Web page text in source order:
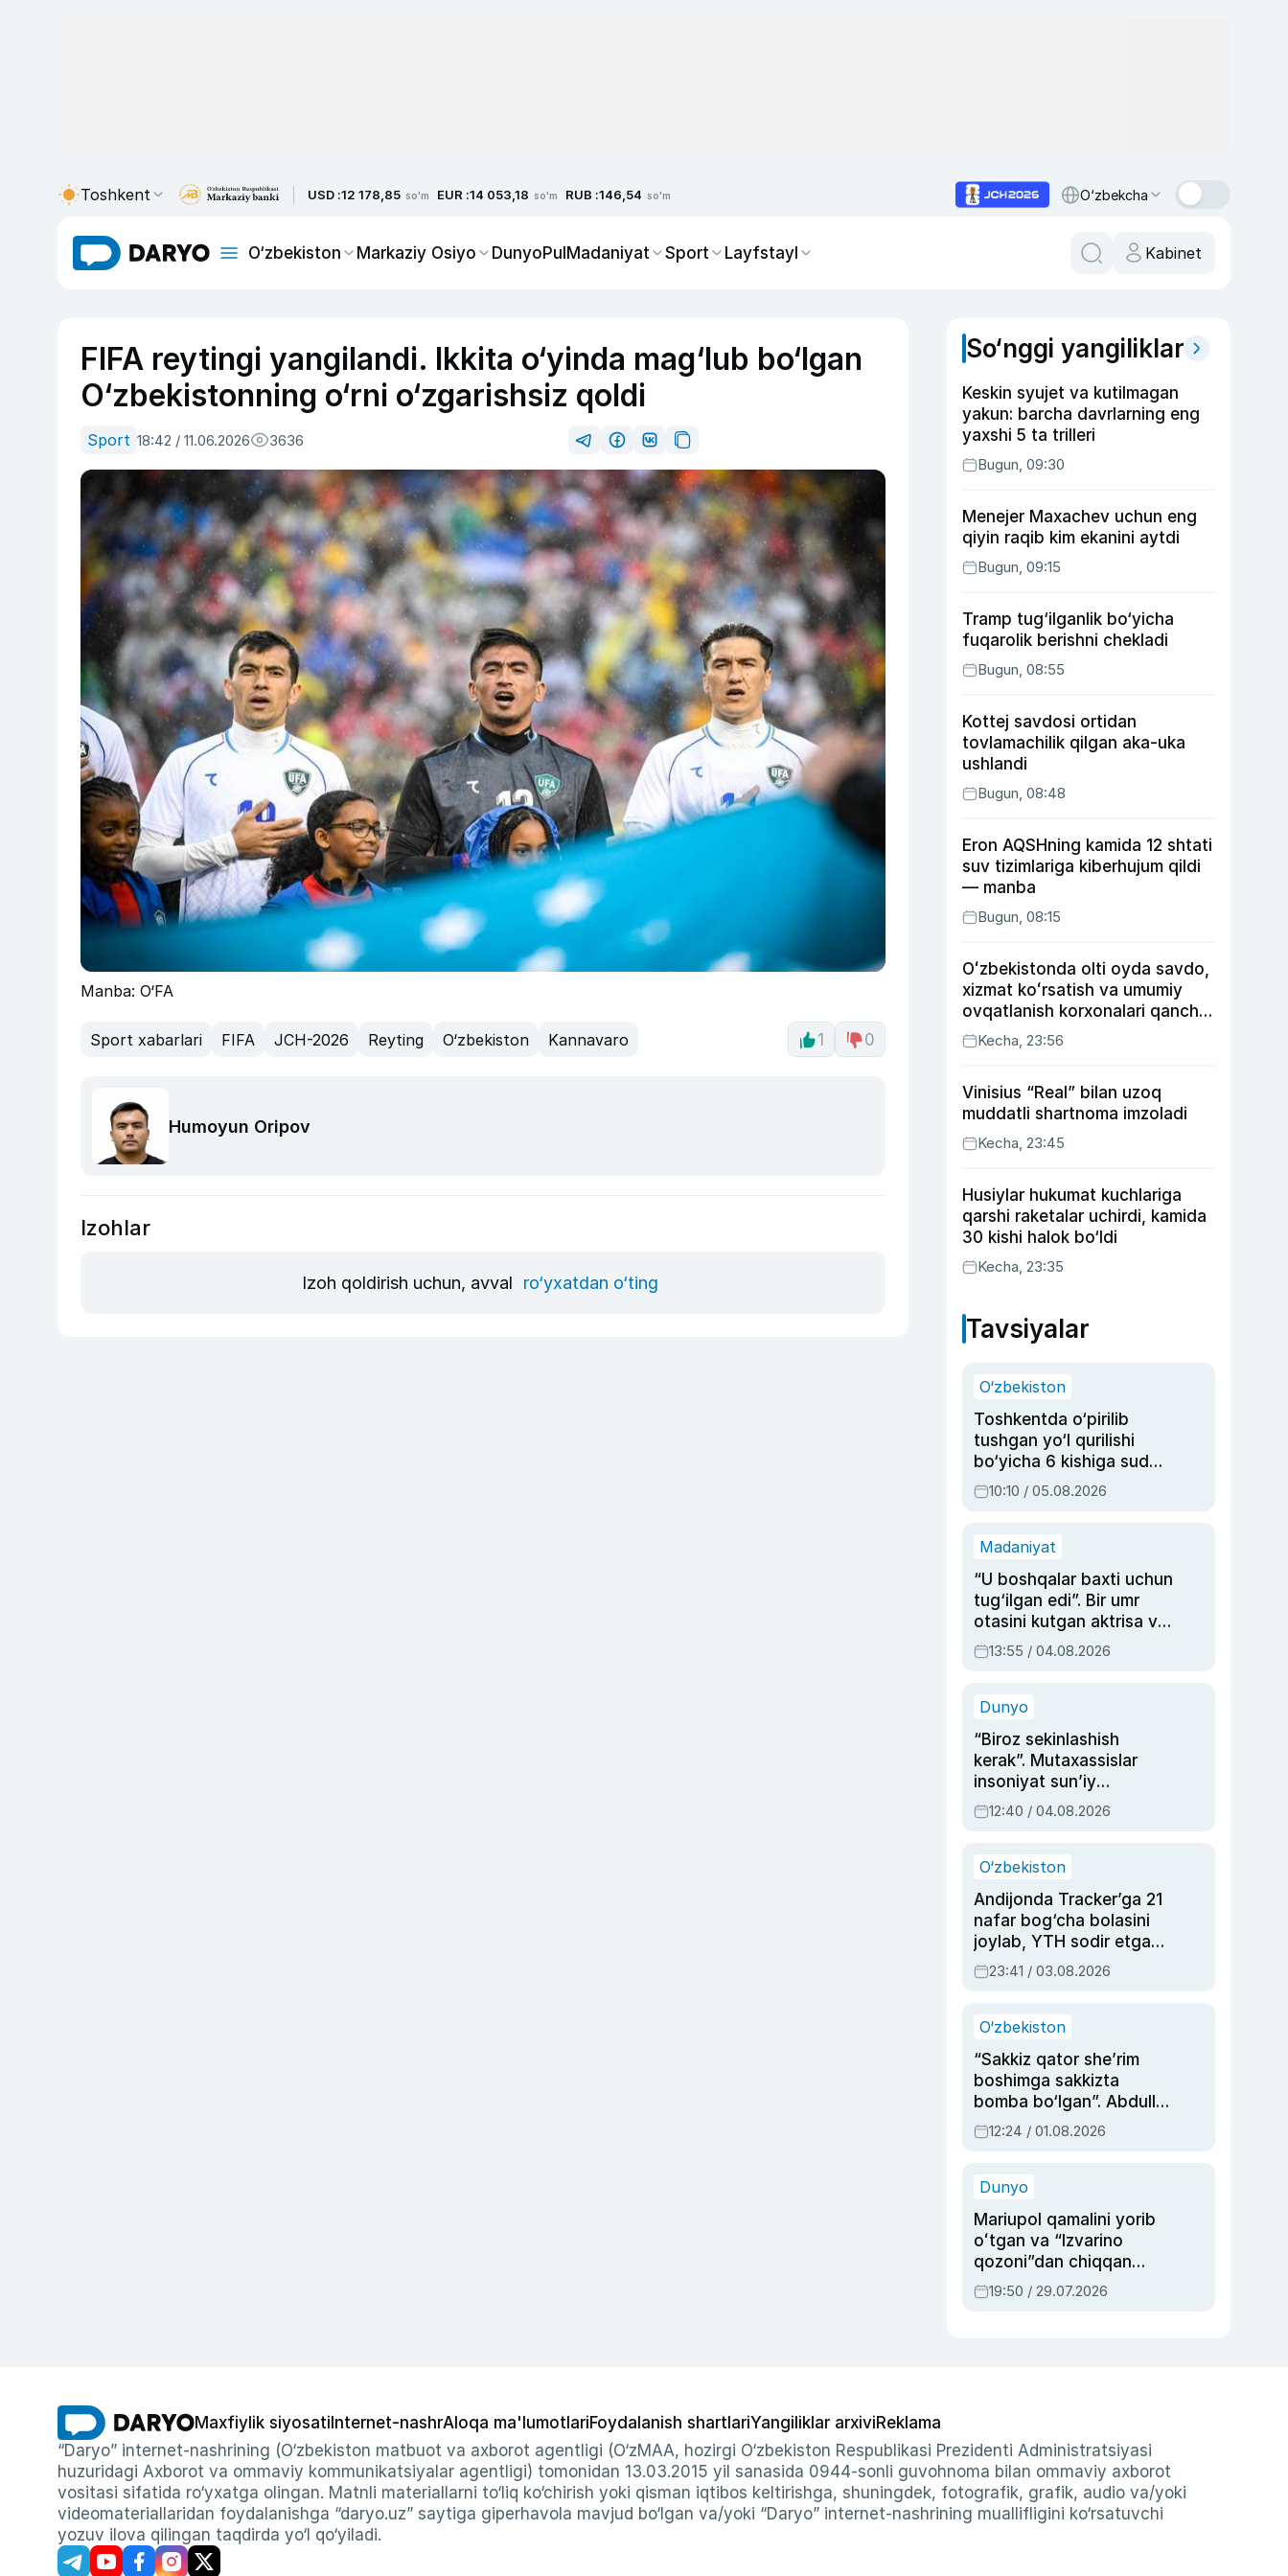
Toshkent USD :12 178,85 so'm EUR :14 053,18 so'm RUB :146,54 so'm O‘zbekcha
O‘zbekiston Markaziy Osiyo DunyoPulMadaniyat Sport Layfstayl Kabinet
FIFA reytingi yangilandi. Ikkita o‘yinda mag‘lub bo‘lgan
O‘zbekistonning o‘rni o‘zgarishsiz qoldi
Sport 18:42 / 11.06.2026 3636
Manba: O‘FA
Sport xabarlari FIFA JCH-2026 Reyting O‘zbekiston Kannavaro 1 0
Humoyun Oripov
Izohlar
Izoh qoldirish uchun, avval ro‘yxatdan o‘ting
So‘nggi yangiliklar
Keskin syujet va kutilmagan
yakun: barcha davrlarning eng
yaxshi 5 ta trilleri
Bugun, 09:30
Menejer Maxachev uchun eng
qiyin raqib kim ekanini aytdi
Bugun, 09:15
Tramp tug‘ilganlik bo‘yicha
fuqarolik berishni chekladi
Bugun, 08:55
Kottej savdosi ortidan
tovlamachilik qilgan aka-uka
ushlandi
Bugun, 08:48
Eron AQSHning kamida 12 shtati
suv tizimlariga kiberhujum qildi
— manba
Bugun, 08:15
Oʻzbekistonda olti oyda savdo,
xizmat koʻrsatish va umumiy
ovqatlanish korxonalari qancha
soliq toʻlagani ochiqlandi
Kecha, 23:56
Vinisius “Real” bilan uzoq
muddatli shartnoma imzoladi
Kecha, 23:45
Husiylar hukumat kuchlariga
qarshi raketalar uchirdi, kamida
30 kishi halok bo‘ldi
Kecha, 23:35
Tavsiyalar
O‘zbekiston
Toshkentda o‘pirilib
tushgan yo‘l qurilishi
bo‘yicha 6 kishiga sud
hukmi o‘qildi
10:10 / 05.08.2026
Madaniyat
“U boshqalar baxti uchun
tug‘ilgan edi”. Bir umr
otasini kutgan aktrisa va
dublyaj ustasi Rimma
Ahmedovaning
13:55 / 04.08.2026
Dunyo
“Biroz sekinlashish
kerak”. Mutaxassislar
insoniyat sun’iy
intellektni boshqara
olmay qolishidan xavotir
12:40 / 04.08.2026
O‘zbekiston
Andijonda Tracker’ga 21
nafar bog‘cha bolasini
joylab, YTH sodir etgan
ayolga sud hukmi o‘qildi
23:41 / 03.08.2026
O‘zbekiston
“Sakkiz qator she’rim
boshimga sakkizta
bomba bo‘lgan”. Abdulla
Oripovni siyosiy
ayblovlardan asrab
12:24 / 01.08.2026
Dunyo
Mariupol qamalini yorib
oʻtgan va “Izvarino
qozoni”dan chiqqan
qahramon — Ukraina
armiyasi bosh
19:50 / 29.07.2026
Maxfiylik siyosati Internet-nashrAloqa ma'lumotlariFoydalanish shartlariYangiliklar arxiviReklama
“Daryo” internet-nashrining (O‘zbekiston matbuot va axborot agentligi (O‘zMAA, hozirgi O‘zbekiston Respublikasi Prezidenti Administratsiyasi
huzuridagi Axborot va ommaviy kommunikatsiyalar agentligi) tomonidan 13.03.2015 yil sanasida 0944-sonli guvohnoma bilan ommaviy axborot
vositasi sifatida ro‘yxatga olingan. Matnli materiallarni to‘liq ko‘chirish yoki qisman iqtibos keltirishga, shuningdek, fotografik, grafik, audio va/yoki
videomateriallaridan foydalanishga “daryo.uz” saytiga giperhavola mavjud bo‘lgan va/yoki “Daryo” internet-nashrining muallifligini ko‘rsatuvchi
yozuv ilova qilingan taqdirda yo‘l qo‘yiladi.